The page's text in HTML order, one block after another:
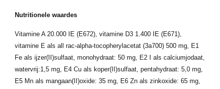
Nutritionele waardes
Vitamine A 20.000 IE (E672), vitamine D3 1.400 IE (E671),
vitamine E als all rac-alpha-tocopherylacetat (3a700) 500 mg, E1
Fe als ijzer(II)sulfaat, monohydraat: 50 mg, E2 I als calciumjodaat,
watervrij:1,5 mg, E4 Cu als koper(II)sulfaat, pentahydraat: 5,0 mg,
E5 Mn als mangaan(II)oxide: 35 mg, E6 Zn als zinkoxide: 65 mg,